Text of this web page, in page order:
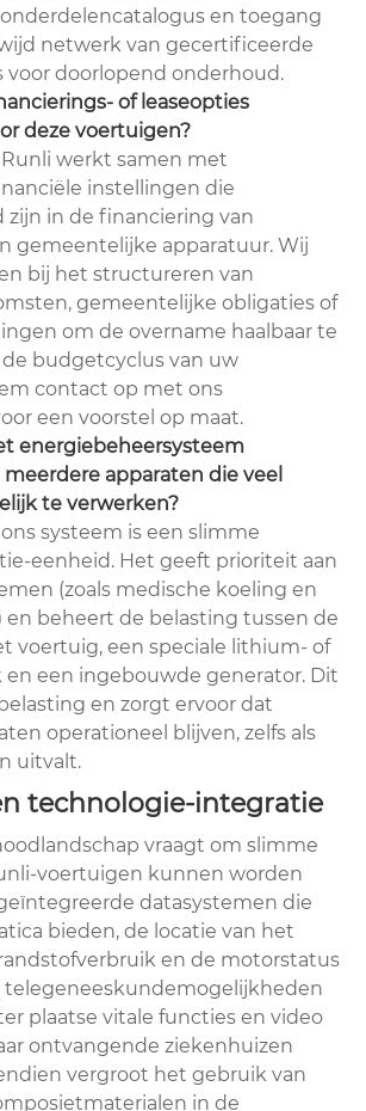
en toegang
netwerk van gecertificeerde
voor doorlopend onderhoud.
of leaseopties
deze voertuigen?
Runli werkt samen met
instellingen die
zijn in de financiering van
gemeentelijke apparatuur. Wij
bij het structureren van
gemeentelijke obligaties of
om de overname haalbaar te
budgetcyclus van uw
contact op met ons
een voorstel op maat.
energiebeheersysteem
apparaten die veel
te verwerken?
systeem is een slimme
eenheid. Het geeft prioriteit aan
(zoals medische koeling en
beheert de belasting tussen de
voertuig, een speciale lithium- of
en een ingebouwde generator. Dit
en zorgt ervoor dat
operationeel blijven, zelfs als
uitvalt.
technologie-integratie
vraagt ​​om slimme
voertuigen kunnen worden
datasystemen die
bieden, de locatie van het
en de motorstatus
telegeneeskundemogelijkheden
plaatse vitale functies en video
ontvangende ziekenhuizen
vergroot het gebruik van
in de